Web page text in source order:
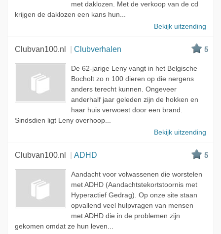
met daklozen. Met de verkoop van de cd
krijgen de daklozen een kans hun...
Bekijk uitzending
Clubvan100.nl Clubverhalen 5
De 62-jarige Leny vangt in het Belgische
Bocholt zo n 100 dieren op die nergens
anders terecht kunnen. Ongeveer
anderhalf jaar geleden zijn de hokken en
haar huis verwoest door een brand.
Sindsdien ligt Leny overhoop...
Bekijk uitzending
Clubvan100.nl ADHD 5
Aandacht voor volwassenen die worstelen
met ADHD (Aandachtstekortstoornis met
Hyperactief Gedrag). Op onze site staan
opvallend veel hulpvragen van mensen
met ADHD die in de problemen zijn
gekomen omdat ze hun leven...